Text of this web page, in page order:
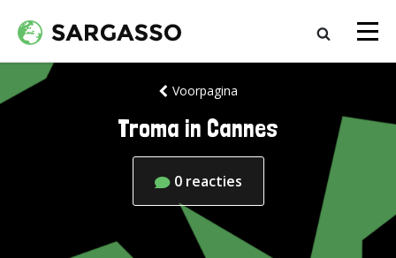
Voorpagina
Troma in Cannes
0 reacties